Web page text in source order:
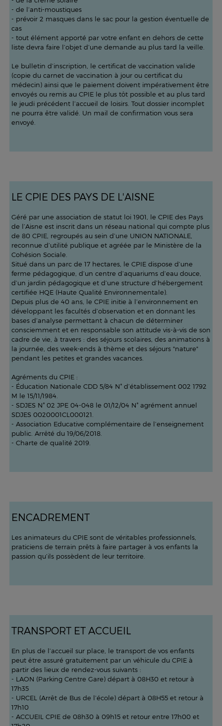
- de l’anti-moustiques
- prévoir 2 masques dans le sac pour la gestion éventuelle de
cas
- tout élément apporté par votre enfant en dehors de cette
liste devra faire l’objet d’une demande au plus tard la veille.
Le bulletin d’inscription, le certificat de vaccination valide
(copie du carnet de vaccination à jour ou certificat du
médecin) ainsi que le paiement doivent impérativement être
envoyés ou remis au CPIE le plus tôt possible et au plus tard
le jeudi précédent l’accueil de loisirs. Tout dossier incomplet
ne pourra être validé. Un mail de confirmation vous sera
envoyé.
LE CPIE DES PAYS DE L'AISNE
Géré par une association de statut loi 1901, le CPIE des Pays
de l’Aisne est inscrit dans un réseau national qui compte plus
de 80 CPIE, regroupés au sein d’une UNION NATIONALE,
reconnue d’utilité publique et agréée par le Ministère de la
Cohésion Sociale.
Situé dans un parc de 17 hectares, le CPIE dispose d’une
ferme pédagogique, d’un centre d’aquariums d’eau douce,
d’un jardin pédagogique et d’une structure d’hébergement
certifiée HQE (Haute Qualité Environnementale).
Depuis plus de 40 ans, le CPIE initie à l’environnement en
développant les facultés d’observation et en donnant les
bases d’analyse permettant à chacun de déterminer
consciemment et en responsable son attitude vis-à-vis de son
cadre de vie, à travers : des séjours scolaires, des animations à
la journée, des week-ends à thème et des séjours "nature"
pendant les petites et grandes vacances.
Agréments du CPIE :
- Éducation Nationale CDD 5/84 N° d’établissement 002 1792
M le 15/11/1984.
- SDJES N° 02 JPE 04-048 le 01/12/04 N° agrément annuel
SDJES 0020001CL000121.
- Association Educative complémentaire de l’enseignement
public. Arrêté du 19/06/2018.
- Charte de qualité 2019.
ENCADREMENT
Les animateurs du CPIE sont de véritables professionnels,
praticiens de terrain prêts à faire partager à vos enfants la
passion qu’ils possèdent de leur territoire.
TRANSPORT ET ACCUEIL
En plus de l’accueil sur place, le transport de vos enfants
peut être assuré gratuitement par un véhicule du CPIE à
partir des lieux de rendez-vous suivants :
- LAON (Parking Centre Gare) départ à 08H30 et retour à
17h35
- URCEL (Arrêt de Bus de l’école) départ à 08H55 et retour à
17h10
- ACCUEIL CPIE de 08h30 à 09h15 et retour entre 17h00 et